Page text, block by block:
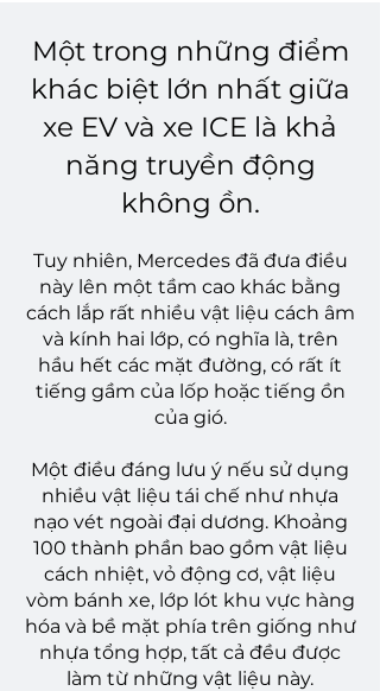
Một trong những điểm
khác biệt lớn nhất giữa
xe EV và xe ICE là khả
năng truyền động
không ồn.
Tuy nhiên, Mercedes đã đưa điều
này lên một tầm cao khác bằng
cách lắp rất nhiều vật liệu cách âm
và kính hai lớp, có nghĩa là, trên
hầu hết các mặt đường, có rất ít
tiếng gầm của lốp hoặc tiếng ồn
của gió.
Một điều đáng lưu ý nếu sử dụng
nhiều vật liệu tái chế như nhựa
nạo vét ngoài đại dương. Khoảng
100 thành phần bao gồm vật liệu
cách nhiệt, vỏ động cơ, vật liệu
vòm bánh xe, lớp lót khu vực hàng
hóa và bề mặt phía trên giống như
nhựa tổng hợp, tất cả đều được
làm từ những vật liệu này.